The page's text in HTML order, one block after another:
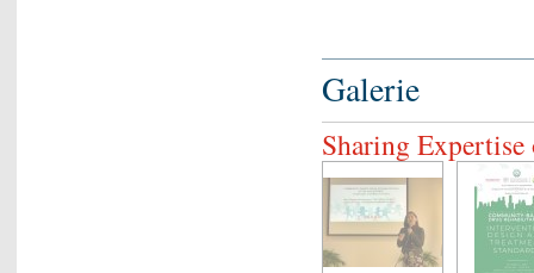
Galerie
Sharing